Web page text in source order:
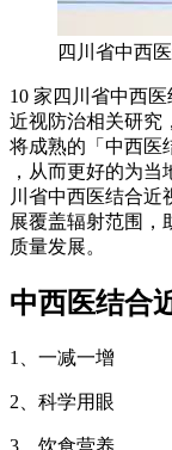
四川省中西
10 家四川省中西
近视防治相关研究
将成熟的「中西医
，从而更好的为
川省中西医结合近
展覆盖辐射范围，
质量发展。
中西医结合
1、一减一增
2、科学用眼